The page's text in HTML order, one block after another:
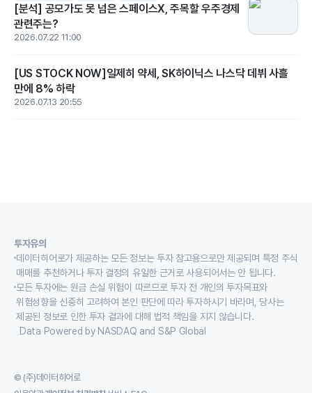
[분석] 공모가도 못 넘은 스페이스X, 주목할 우주경제
관련주는?
2026.07.22 11:00
[US STOCK NOW]일제히 약세, SK하이닉스 나스닥 데뷔 사흘
만에 8% 하락
2026.07.13 20:55
투자유의
데이터히어로가 제공하는 모든 정보는 투자 참고용으로만 제공되며 특정 주식
매매를 추천하거나 투자 결정의 유일한 근거로 사용되어서는 안 됩니다.
모든 투자에는 원금 손실 위험이 따르므로 투자 전 개인의 투자목표와
위험성향을 신중히 고려하여 본인 판단에 따라 투자하시기 바라며, 당사는
제공된 정보로 인한 투자 결과에 대해 법적 책임을 지지 않습니다.
Data Powered by NASDAQ and S&P Global
© (주)데이터히어로